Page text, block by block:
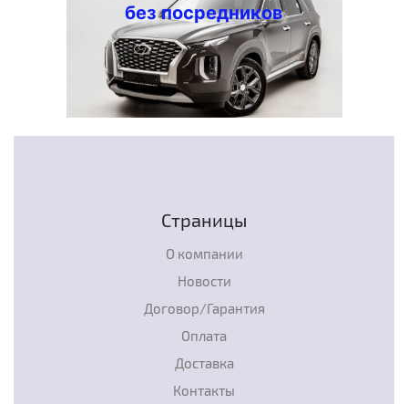
без посредников
Страницы
О компании
Новости
Договор/Гарантия
Оплата
Доставка
Контакты